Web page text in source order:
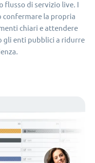
flusso di servizio live. I
confermare la propria
chiari e attendere
gli enti pubblici a ridurre